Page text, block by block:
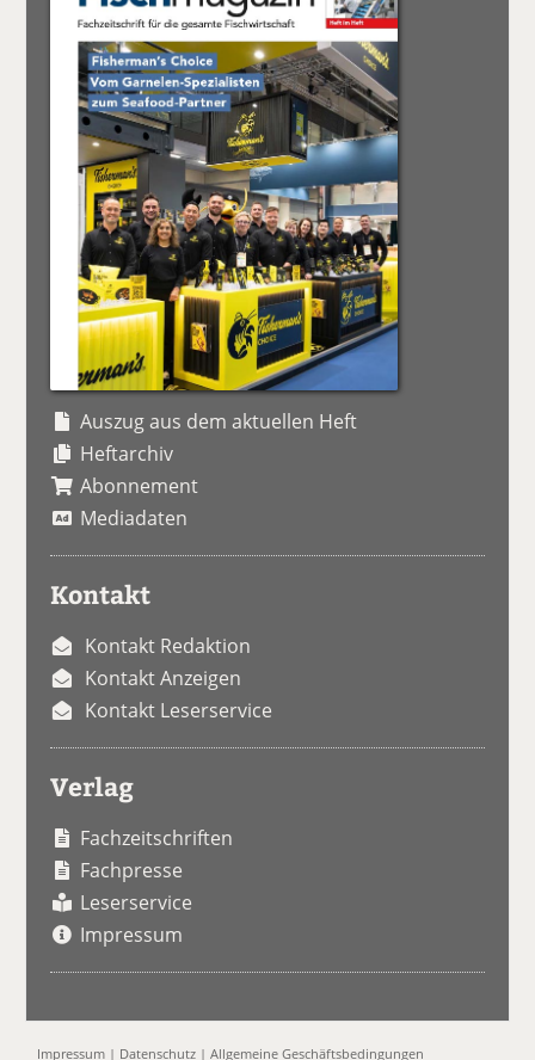
Auszug aus dem aktuellen Heft
Heftarchiv
Abonnement
Mediadaten
Kontakt
Kontakt Redaktion
Kontakt Anzeigen
Kontakt Leserservice
Verlag
Fachzeitschriften
Fachpresse
Leserservice
Impressum
Impressum | Datenschutz |Allgemeine Geschäftsbedingungen